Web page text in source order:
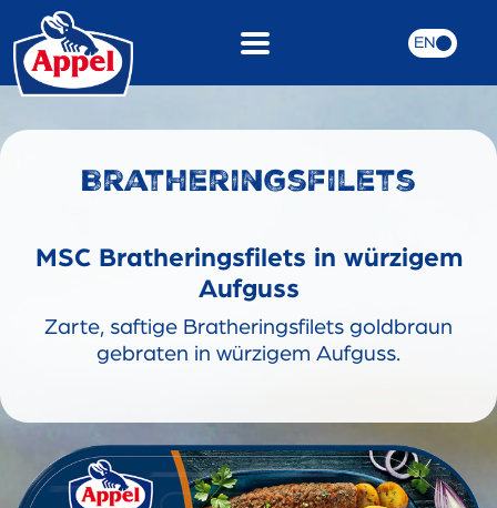
EN
Bratheringsfilets
MSC Bratheringsfilets in würzigem
Aufguss
Zarte, saftige Bratheringsfilets goldbraun
gebraten in würzigem Aufguss.